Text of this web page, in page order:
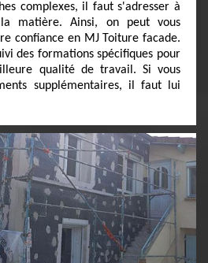
complexes, il faut s'adresser à
matière. Ainsi, on peut vous
confiance en MJ Toiture facade.
des formations spécifiques pour
qualité de travail. Si vous
supplémentaires, il faut lui